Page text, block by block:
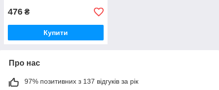
476 ₴
Купити
Про нас
97% позитивних з 137 відгуків за рік